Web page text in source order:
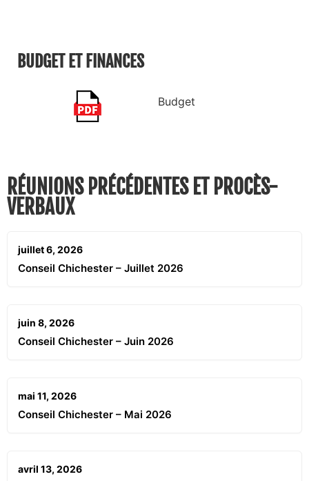
BUDGET ET FINANCES
Budget
RÉUNIONS PRÉCÉDENTES ET PROCÈS-
VERBAUX
juillet 6, 2026
Conseil Chichester – Juillet 2026
juin 8, 2026
Conseil Chichester – Juin 2026
mai 11, 2026
Conseil Chichester – Mai 2026
avril 13, 2026